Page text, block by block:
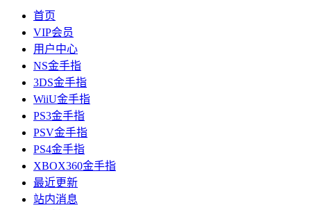
首页
VIP会员
用户中心
NS金手指
3DS金手指
WiiU金手指
PS3金手指
PSV金手指
PS4金手指
XBOX360金手指
最近更新
站内消息